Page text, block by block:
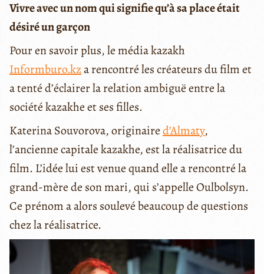
Vivre avec un nom qui signifie qu’à sa place était
désiré un garçon
Pour en savoir plus, le média kazakh
Informburo.kza rencontré les créateurs du film et
a tenté d’éclairer la relation ambiguë entre la
société kazakhe et ses filles.
Katerina Souvorova, originaired’Almaty,
l’ancienne capitale kazakhe, est la réalisatrice du
film. L’idée lui est venue quand elle a rencontré la
grand-mère de son mari, qui s’appelle Oulbolsyn.
Ce prénom a alors soulevé beaucoup de questions
chez la réalisatrice.